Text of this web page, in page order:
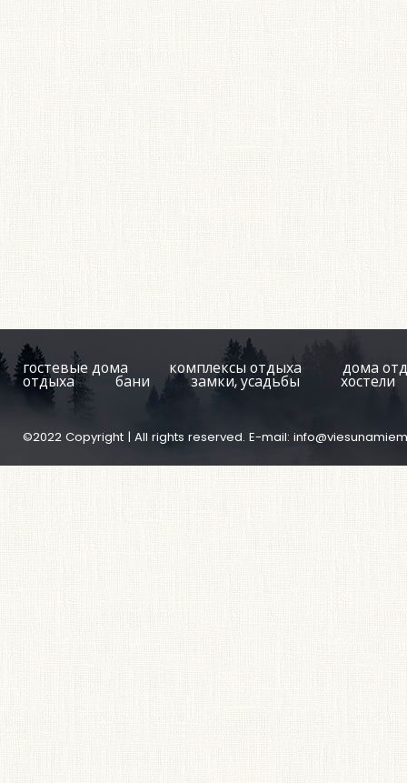
гостевые дома комплексы отдыха дома
отдыха бани замки, усадьбы хостели
©2022 Copyright | All rights reserved. E-mail: